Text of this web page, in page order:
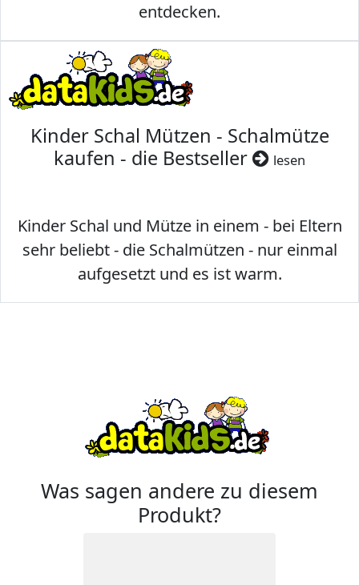
entdecken.
Kinder Schal Mützen - Schalmütze
kaufen - die Bestseller
lesen
Kinder Schal und Mütze in einem - bei Eltern
sehr beliebt - die Schalmützen - nur einmal
aufgesetzt und es ist warm.
Was sagen andere zu diesem
Produkt?